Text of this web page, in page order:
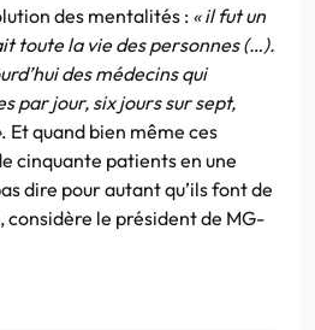
des mentalités : « il fut un
toute la vie des personnes (…).
des médecins qui
par jour, six jours sur sept,
. Et quand bien même ces
cinquante patients en une
dire pour autant qu’ils font de
considère le président de MG-